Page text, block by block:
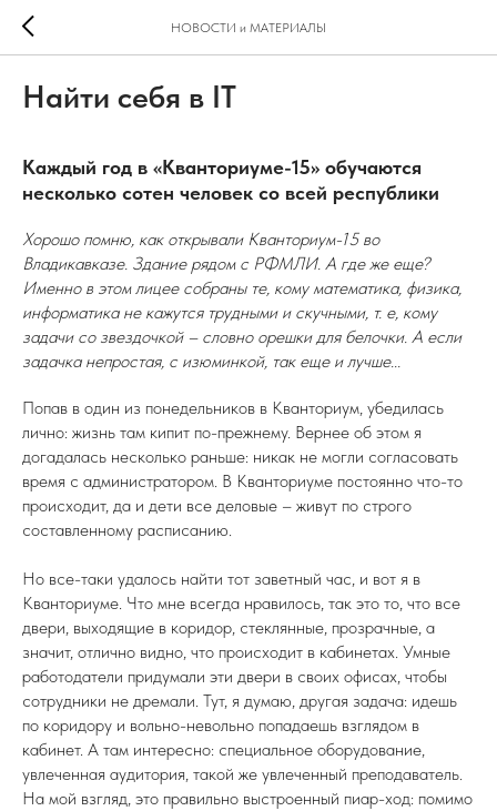
НОВОСТИ и МАТЕРИАЛЫ
Найти себя в IT
Каждый год в «Кванториуме-15» обучаются
несколько сотен человек со всей республики
Хорошо помню, как открывали Кванториум-15 во
Владикавказе. Здание рядом с РФМЛИ. А где же еще?
Именно в этом лицее собраны те, кому математика, физика,
информатика не кажутся трудными и скучными, т. е, кому
задачи со звездочкой – словно орешки для белочки. А если
задачка непростая, с изюминкой, так еще и лучше...
Попав в один из понедельников в Кванториум, убедилась
лично: жизнь там кипит по-прежнему. Вернее об этом я
догадалась несколько раньше: никак не могли согласовать
время с администратором. В Кванториуме постоянно что-то
происходит, да и дети все деловые – живут по строго
составленному расписанию.
Но все-таки удалось найти тот заветный час, и вот я в
Кванториуме. Что мне всегда нравилось, так это то, что все
двери, выходящие в коридор, стеклянные, прозрачные, а
значит, отлично видно, что происходит в кабинетах. Умные
работодатели придумали эти двери в своих офисах, чтобы
сотрудники не дремали. Тут, я думаю, другая задача: идешь
по коридору и вольно-невольно попадаешь взглядом в
кабинет. А там интересно: специальное оборудование,
увлеченная аудитория, такой же увлеченный преподаватель.
На мой взгляд, это правильно выстроенный пиар-ход: помимо